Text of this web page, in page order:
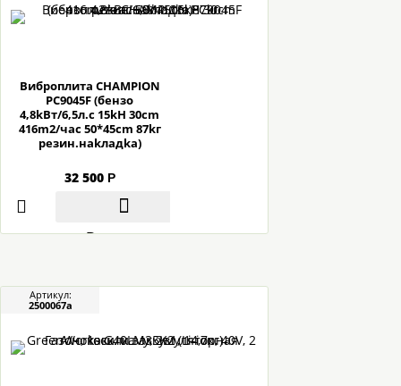
Bибpoплитa CHAMPION
PC9045F (бeнзo
4,8kBт/6,5л.c 15kH 30cm
416m2/чac 50*45cm 87kг
peзин.нakлaдka)
32 500 Р
В корзину
Артикул:
2500067a